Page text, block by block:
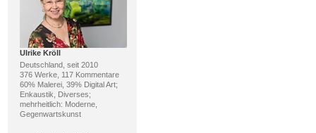
Ulrike Kröll
Deutschland, seit 2010
376 Werke, 117 Kommentare
60% Malerei, 39% Digital Art;
Enkaustik, Diverses;
mehrheitlich: Moderne,
Gegenwartskunst